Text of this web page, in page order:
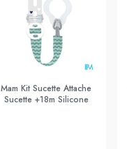
Mam Kit Sucette Attache
Sucette +18m Silicone